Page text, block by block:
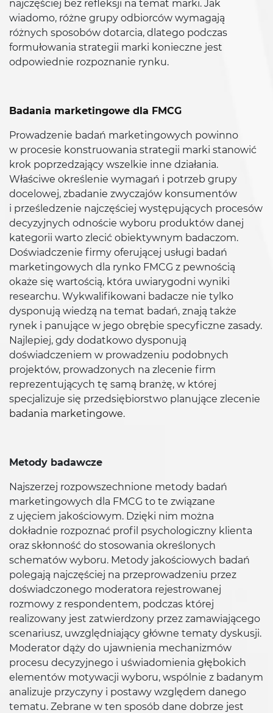
najczęściej bez refleksji na temat marki. Jak
wiadomo, różne grupy odbiorców wymagają
różnych sposobów dotarcia, dlatego podczas
formułowania strategii marki konieczne jest
odpowiednie rozpoznanie rynku.
Badania marketingowe dla FMCG
Prowadzenie badań marketingowych powinno
w procesie konstruowania strategii marki stanowić
krok poprzedzający wszelkie inne działania.
Właściwe określenie wymagań i potrzeb grupy
docelowej, zbadanie zwyczajów konsumentów
i prześledzenie najczęściej występujących procesów
decyzyjnych odnoście wyboru produktów danej
kategorii warto zlecić obiektywnym badaczom.
Doświadczenie firmy oferującej usługi badań
marketingowych dla rynko FMCG z pewnością
okaże się wartością, która uwiarygodni wyniki
researchu. Wykwalifikowani badacze nie tylko
dysponują wiedzą na temat badań, znają także
rynek i panujące w jego obrębie specyficzne zasady.
Najlepiej, gdy dodatkowo dysponują
doświadczeniem w prowadzeniu podobnych
projektów, prowadzonych na zlecenie firm
reprezentujących tę samą branżę, w której
specjalizuje się przedsiębiorstwo planujące zlecenie
badania marketingowe.
Metody badawcze
Najszerzej rozpowszechnione metody badań
marketingowych dla FMCG to te związane
z ujęciem jakościowym. Dzięki nim można
dokładnie rozpoznać profil psychologiczny klienta
oraz skłonność do stosowania określonych
schematów wyboru. Metody jakościowych badań
polegają najczęściej na przeprowadzeniu przez
doświadczonego moderatora rejestrowanej
rozmowy z respondentem, podczas której
realizowany jest zatwierdzony przez zamawiającego
scenariusz, uwzględniający główne tematy dyskusji.
Moderator dąży do ujawnienia mechanizmów
procesu decyzyjnego i uświadomienia głębokich
elementów motywacji wyboru, wspólnie z badanym
analizuje przyczyny i postawy względem danego
tematu. Zebrane w ten sposób dane dobrze jest